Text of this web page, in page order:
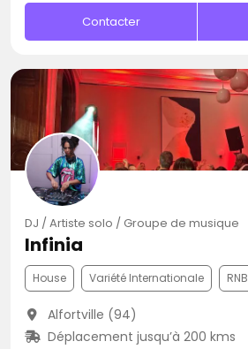
Contacter
DJ / Artiste solo / Groupe de musique
Infinia
House Variété Internationale RNB
Alfortville (94)
Déplacement jusqu’à 200 kms